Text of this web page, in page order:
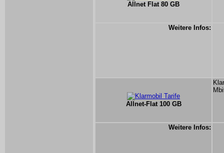
Allnet Flat 80 GB
Weitere Infos:
Allnet-Flat 100 GB
Weitere Infos: